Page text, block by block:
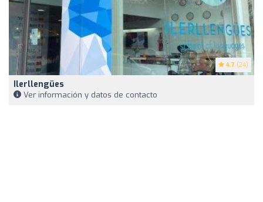
4.7 (24)
Ilerllengües
Ver información y datos de contacto